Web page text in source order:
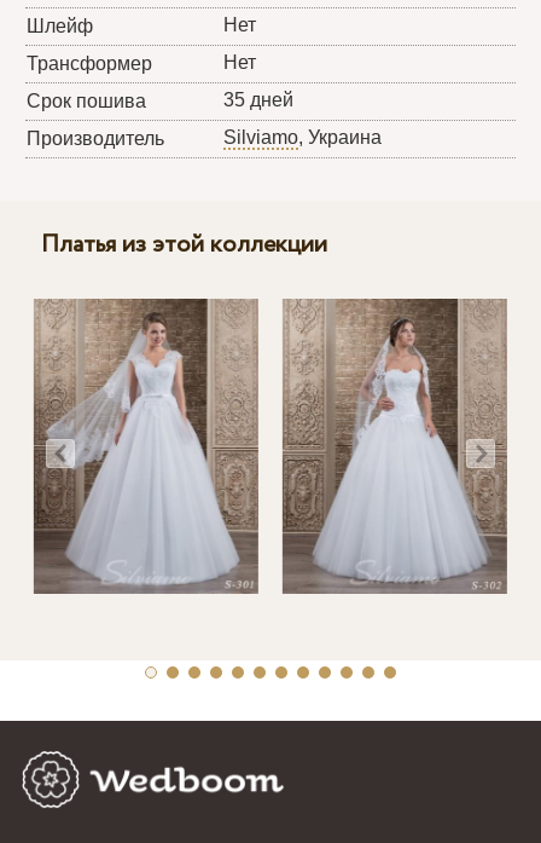
Шлейф
Нет
Трансформер
Нет
Срок пошива
35 дней
Производитель
Silviamo, Украина
Платья из этой коллекции